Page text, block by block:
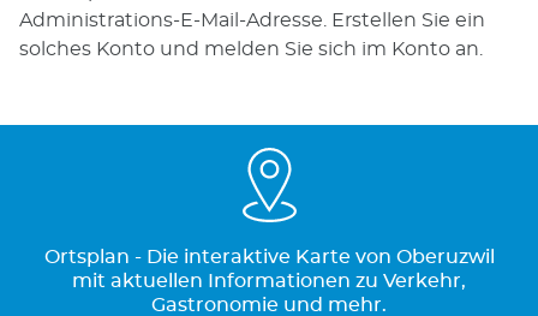
Administrations-E-Mail-Adresse. Erstellen Sie ein
solches Konto und melden Sie sich im Konto an.
Ortsplan - Die interaktive Karte von Oberuzwil
mit aktuellen Informationen zu Verkehr,
Gastronomie und mehr.